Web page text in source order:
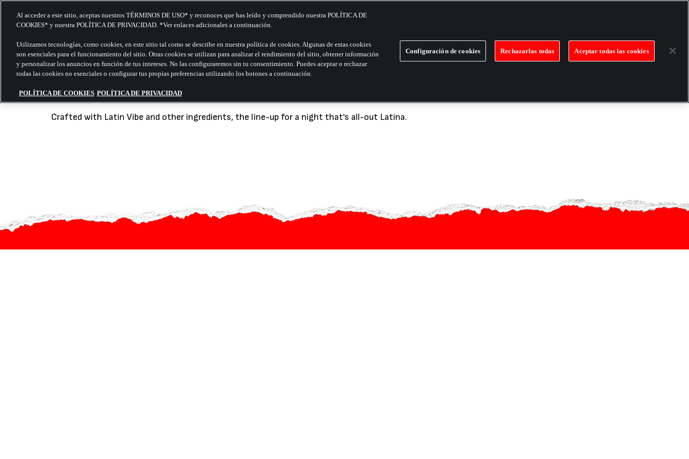
THE VIBE TRIBE
Crafted with Latin Vibe and other ingredients, the line-up for a night that's all-out Latina.
Al acceder a este sitio, aceptas nuestros TÉRMINOS DE USO* y reconoces que has leído y comprendido nuestra POLÍTICA DE
COOKIES* y nuestra POLÍTICA DE PRIVACIDAD. *Ver enlaces adicionales a continuación.
Utilizamos tecnologías, como cookies, en este sitio tal como se describe en nuestra política de cookies. Algunas de estas cookies
son esenciales para el funcionamiento del sitio. Otras cookies se utilizan para analizar el rendimiento del sitio, obtener información
y personalizar los anuncios en función de tus intereses. No las configuraremos sin tu consentimiento. Puedes aceptar o rechazar
todas las cookies no esenciales o configurar tus propias preferencias utilizando los botones a continuación.
POLÍTICA DE COOKIES POLÍTICA DE PRIVACIDAD
Configuración de cookies Rechazarlas todas Aceptar todas las cookies